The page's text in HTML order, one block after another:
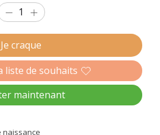
Je craque
liste de souhaits
maintenant
naissance